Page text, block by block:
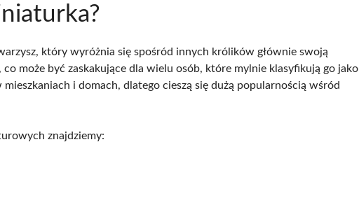
który wyróżnia się spośród innych królików głównie swoją
, co może być zaskakujące dla wielu osób, które mylnie klasyfikują go jako
mieszkaniach i domach, dlatego cieszą się dużą popularnością wśród
znajdziemy: